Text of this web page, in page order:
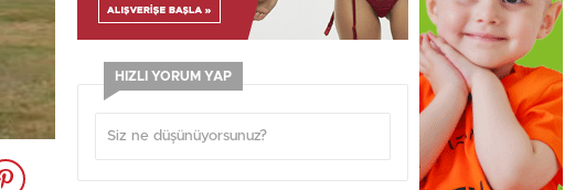
HIZLI YORUM YAP